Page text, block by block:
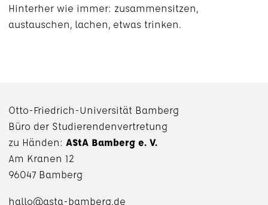
Hinterher wie immer: zusammensitzen,
austauschen, lachen, etwas trinken.
Otto-Friedrich-Universität Bamberg
Büro der Studierendenvertretung
zu Händen: AStA Bamberg e. V.
Am Kranen 12
96047 Bam­berg
hallo@asta-bamberg.de